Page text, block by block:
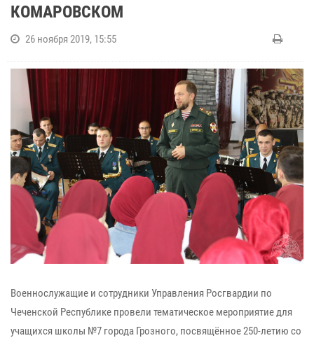
КОМАРОВСКОМ
26 ноября 2019, 15:55
Военнослужащие и сотрудники Управления Росгвардии по
Чеченской Республике провели тематическое мероприятие для
учащихся школы №7 города Грозного, посвящённое250-летию со